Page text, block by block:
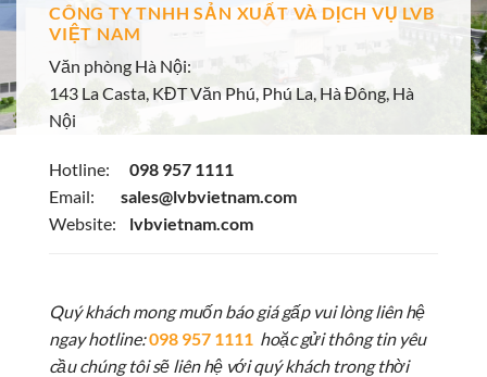
CÔNG TY TNHH SẢN XUẤT VÀ DỊCH VỤ LVB
VIỆT NAM
Văn phòng Hà Nội:
143 La Casta, KĐT Văn Phú, Phú La, Hà Đông, Hà
Nội
Hotline:
098 957 1111
Email:
sales@lvbvietnam.com
Website:
lvbvietnam.com
Quý khách mong muốn báo giá gấp vui lòng liên hệ
ngay hotline:098 957 1111 hoặc gửi thông tin yêu
cầu chúng tôi sẽ liên hệ với quý khách trong thời